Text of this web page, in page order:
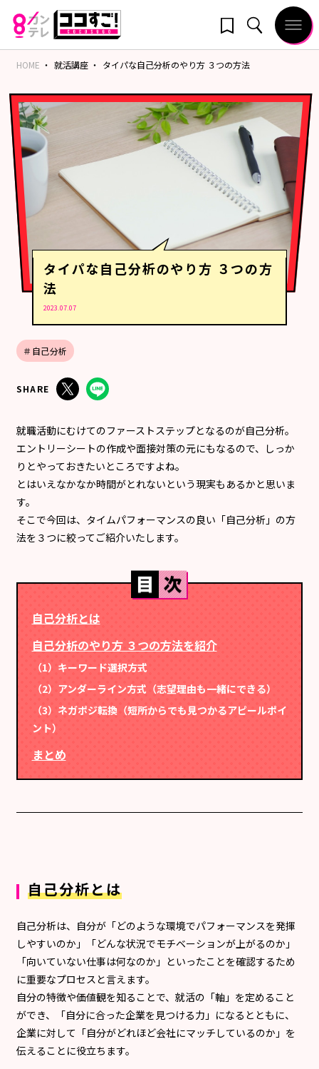
HOME 就活講座 タイパな自己分析のやり方 ３つの方法
タイパな自己分析のやり方 ３つの方
法
2023.07.07
＃自己分析
SHARE
就職活動にむけてのファーストステップとなるのが自己分析。
エントリーシートの作成や面接対策の元にもなるので、しっか
りとやっておきたいところですよね。
とはいえなかなか時間がとれないという現実もあるかと思いま
す。
そこで今回は、タイムパフォーマンスの良い「自己分析」の方
法を３つに絞ってご紹介いたします。
自己分析とは
自己分析のやり方 ３つの方法を紹介
（1）キーワード選択方式
（2）アンダーライン方式（志望理由も一緒にできる）
（3）ネガポジ転換（短所からでも見つかるアピールポイ
ント）
まとめ
自己分析とは
自己分析は、自分が「どのような環境でパフォーマンスを発揮
しやすいのか」「どんな状況でモチベーションが上がるのか」
「向いていない仕事は何なのか」といったことを確認するため
に重要なプロセスと言えます。
自分の特徴や価値観を知ることで、就活の「軸」を定めること
ができ、「自分に合った企業を見つける力」になるとともに、
企業に対して「自分がどれほど会社にマッチしているのか」を
伝えることに役立ちます。